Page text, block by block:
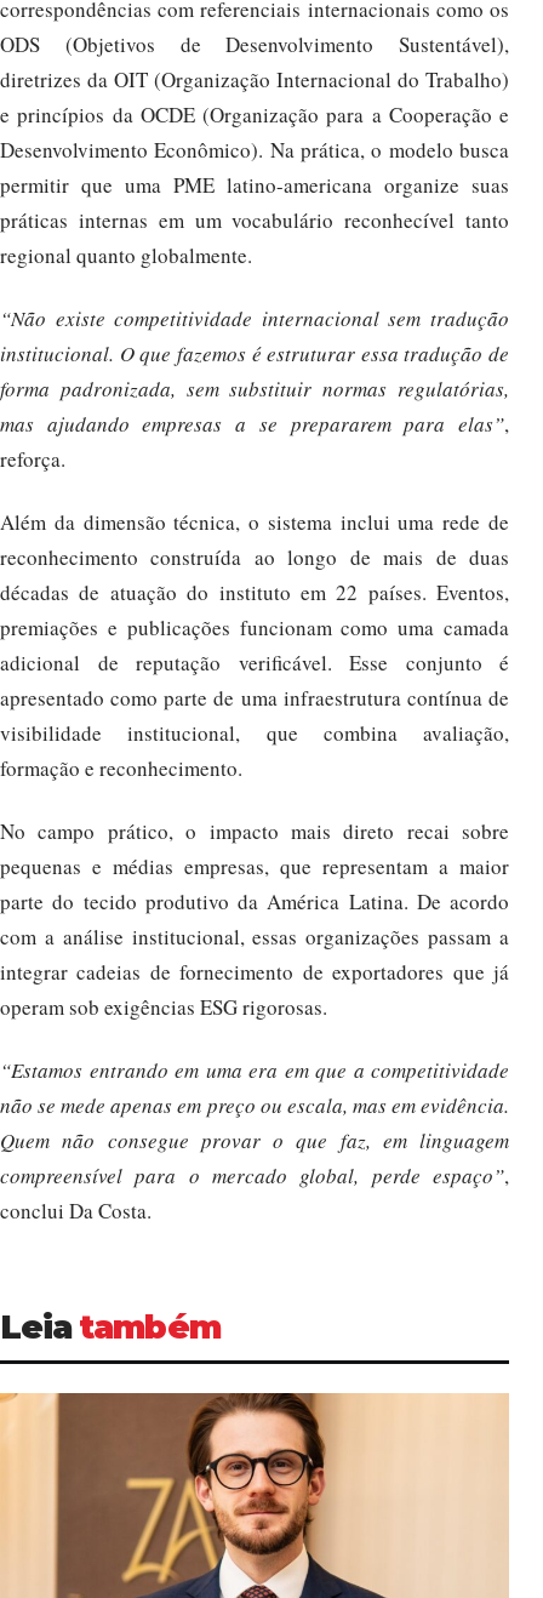
correspondências com referenciais internacionais como os
ODS (Objetivos de Desenvolvimento Sustentável),
diretrizes da OIT (Organização Internacional do Trabalho)
e princípios da OCDE (Organização para a Cooperação e
Desenvolvimento Econômico). Na prática, o modelo busca
permitir que uma PME latino-americana organize suas
práticas internas em um vocabulário reconhecível tanto
regional quanto globalmente.
“Não existe competitividade internacional sem tradução
institucional. O que fazemos é estruturar essa tradução de
forma padronizada, sem substituir normas regulatórias,
mas ajudando empresas a se prepararem para elas”,
reforça.
Além da dimensão técnica, o sistema inclui uma rede de
reconhecimento construída ao longo de mais de duas
décadas de atuação do instituto em 22 países. Eventos,
premiações e publicações funcionam como uma camada
adicional de reputação verificável. Esse conjunto é
apresentado como parte de uma infraestrutura contínua de
visibilidade institucional, que combina avaliação,
formação e reconhecimento.
No campo prático, o impacto mais direto recai sobre
pequenas e médias empresas, que representam a maior
parte do tecido produtivo da América Latina. De acordo
com a análise institucional, essas organizações passam a
integrar cadeias de fornecimento de exportadores que já
operam sob exigências ESG rigorosas.
“Estamos entrando em uma era em que a competitividade
não se mede apenas em preço ou escala, mas em evidência.
Quem não consegue provar o que faz, em linguagem
compreensível para o mercado global, perde espaço”,
conclui Da Costa.
Leiatambém